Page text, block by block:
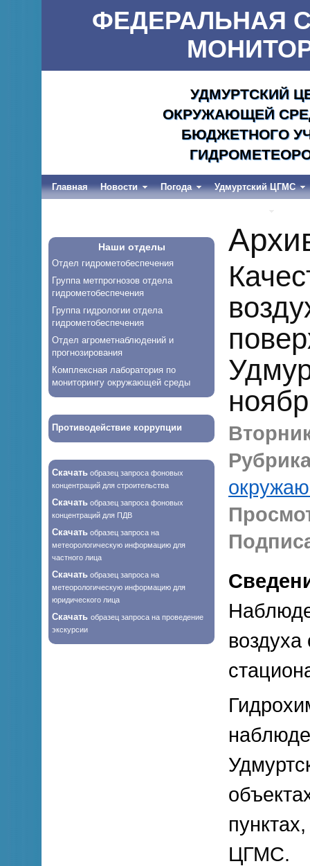
ФЕДЕРАЛЬНАЯ
УДМУРТСКИЙ
ОКРУЖАЮЩЕЙ
БЮДЖЕТНОГО
Главная Новости Погода Удмуртский ЦГМС
Наши отделы
Отдел гидрометобеспечения
Группа метпрогнозов отдела
гидрометобеспечения
Группа гидрологии отдела
гидрометобеспечения
Отдел агрометнаблюдений и
прогнозирования
Комплексная лаборатория по
мониторингу окружающей среды
Противодействие коррупции
Скачать образец запроса фоновых
концентраций для строительства
Скачать образец запроса фоновых
концентраций для ПДВ
Скачать образец запроса на
метеорологическую информацию для
частного лица
Скачать образец запроса на
метеорологическую информацию для
юридического лица
Скачать образец запроса на проведение
экскурсии
ЦГМС.